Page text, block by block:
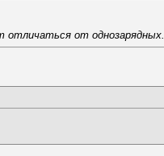
отличаться от однозарядных.